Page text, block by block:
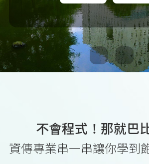
不會程式！那就巴
資傳專業串一串讓你學到